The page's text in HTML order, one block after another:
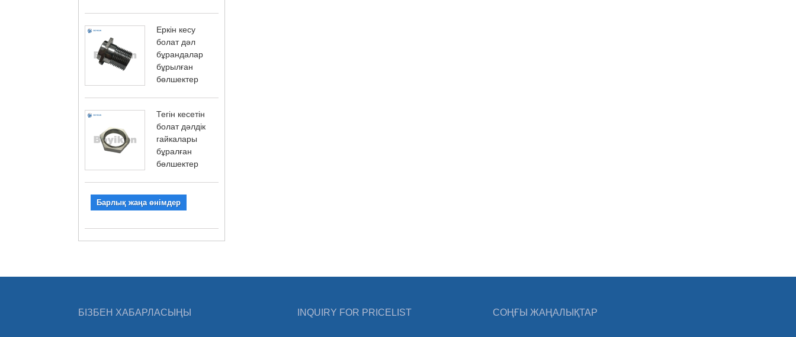
Еркін кесу
болат дәл
бұрандалар
бұрылған
бөлшектер
Тегін кесетін
болат дәлдік
гайкалары
бұралған
бөлшектер
Барлық жаңа өнімдер
БІЗБЕН ХАБАРЛАСЫҢЫ INQUIRY FOR PRICELIST СОҢҒЫ ЖАҢАЛЫҚТАР